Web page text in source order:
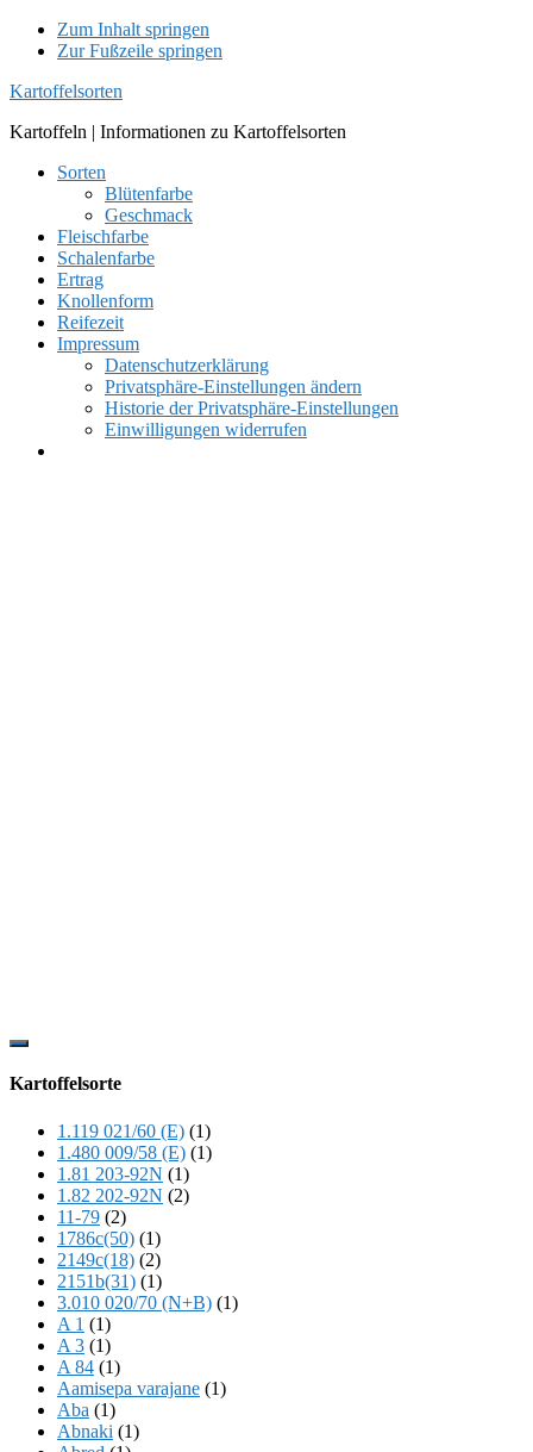
Zum Inhalt springen
Zur Fußzeile springen
Kartoffelsorten
Kartoffeln | Informationen zu Kartoffelsorten
Sorten
Blütenfarbe
Geschmack
Fleischfarbe
Schalenfarbe
Ertrag
Knollenform
Reifezeit
Impressum
Datenschutzerklärung
Privatsphäre-Einstellungen ändern
Historie der Privatsphäre-Einstellungen
Einwilligungen widerrufen
Show
Content
Kartoffelsorte
1.119 021/60 (E) (1)
1.480 009/58 (E) (1)
1.81 203-92N (1)
1.82 202-92N (2)
11-79 (2)
1786c(50) (1)
2149c(18) (2)
2151b(31) (1)
3.010 020/70 (N+B) (1)
A 1 (1)
A 3 (1)
A 84 (1)
Aamisepa varajane (1)
Aba (1)
Abnaki (1)